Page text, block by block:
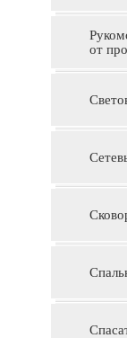
от